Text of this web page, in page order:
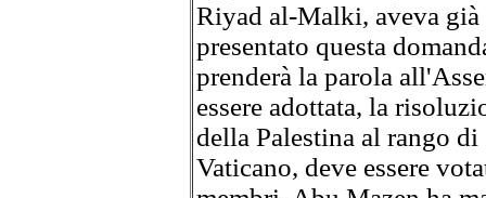
Riyad al-Malki, aveva già
presentato questa
prenderà la parola
essere adottata, la
della Palestina al rango
Vaticano, deve essere